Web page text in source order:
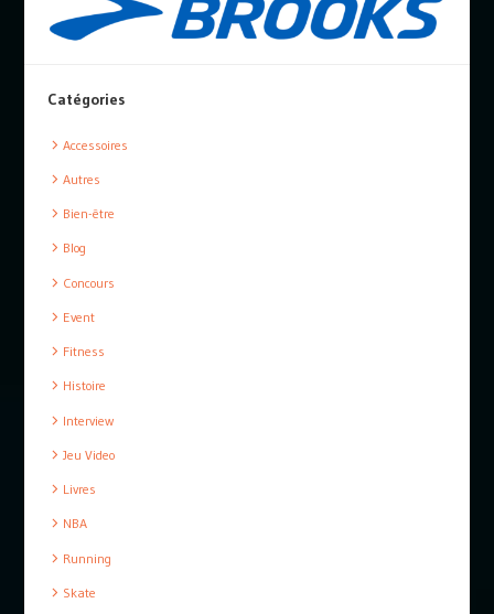
Catégories
Accessoires
Autres
Bien-être
Blog
Concours
Event
Fitness
Histoire
Interview
Jeu Video
Livres
NBA
Running
Skate